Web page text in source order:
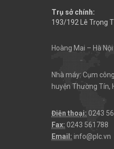
Trụ sở chính:
193/192 Lê Trọng
Hoàng Mai – Hà Nội
Nhà máy: Cụm
huyện Thường Tín,
Điện thoại: 0243
Fax: 0243 561788
Email: info@plc.vn